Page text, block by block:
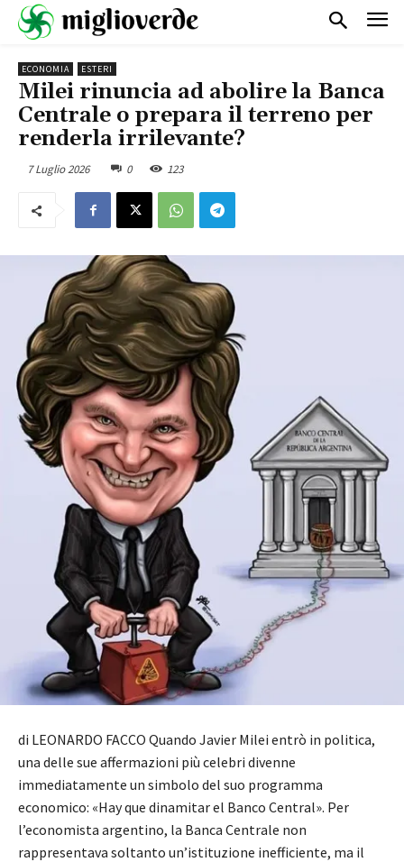
ECONOMIA ESTERI
Milei rinuncia ad abolire la Banca
Centrale o prepara il terreno per
renderla irrilevante?
7 Luglio 2026 0 123
di LEONARDO FACCO Quando Javier Milei entrò in politica,
una delle sue affermazioni più celebri divenne
immediatamente un simbolo del suo programma
economico: «Hay que dinamitar el Banco Central». Per
l’economista argentino, la Banca Centrale non
rappresentava soltanto un’istituzione inefficiente, ma il